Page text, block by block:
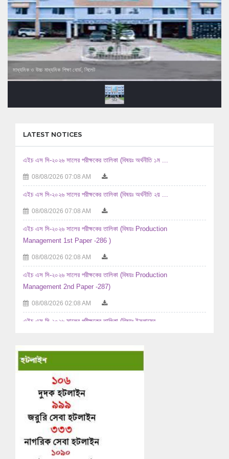
মাধ্যমিক ও উচ্চ মাধ্যমিক শিক্ষা বোর্ড, সিলেট
LATEST NOTICES
এইচ এস সি-২০২৬ সালের পরীক্ষকের তালিকা (বিষয়ঃ অর্থনীতি ১ম ...
08/08/2026 07:08 AM
এইচ এস সি-২০২৬ সালের পরীক্ষকের তালিকা (বিষয়ঃ অর্থনীতি ২য় ...
08/08/2026 07:08 AM
এইচ এস সি-২০২৬ সালের পরীক্ষকের তালিকা (বিষয়ঃ Production
Management 1st Paper -286 )
08/08/2026 02:08 AM
এইচ এস সি-২০২৬ সালের পরীক্ষকের তালিকা (বিষয়ঃ Production
Management 2nd Paper -287)
08/08/2026 02:08 AM
এইচ এস সি-২০২৬ সালের পরীক্ষকের তালিকা (বিষয়ঃ ইসলামের ...
এইচ এস সি-২০২৬ সালের পরীক্ষকের তালিকা (বিষয়ঃ ইসলামের ...
07/08/2026 06:08 AM
এইচ এস সি-২০২৬ সালের পরীক্ষকের তালিকা (বিষয়ঃ ইতিহাস ১ম ...
07/08/2026 06:08 AM
এইচ এস সি-২০২৬ সালের পরীক্ষকের তালিকা (বিষয়ঃ ইতিহাস ২য় ...
07/08/2026 06:08 AM